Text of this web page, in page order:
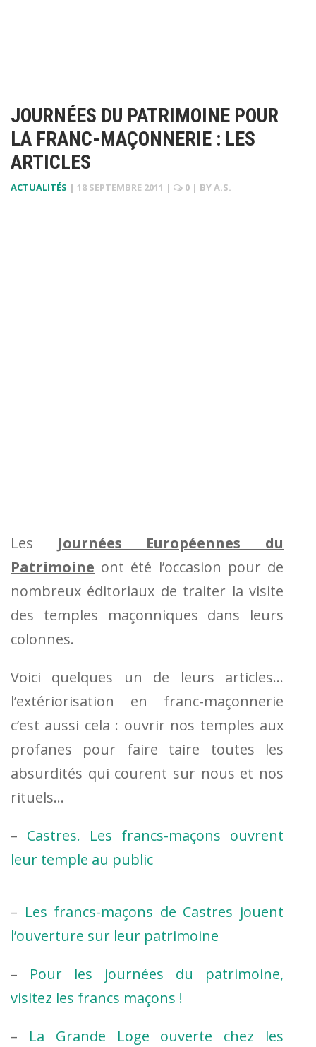
JOURNÉES DU PATRIMOINE POUR
LA FRANC-MAÇONNERIE : LES
ARTICLES
ACTUALITÉS | 18 SEPTEMBRE 2011 | 0 | BYA.S.
Les Journées Européennes du
Patrimoine ont été l’occasion pour de
nombreux éditoriaux de traiter la visite
des temples maçonniques dans leurs
colonnes.
Voici quelques un de leurs articles…
l’extériorisation en franc-maçonnerie
c’est aussi cela : ouvrir nos temples aux
profanes pour faire taire toutes les
absurdités qui courent sur nous et nos
rituels…
– Castres. Les francs-maçons ouvrent
leur temple au public
– Les francs-maçons de Castres jouent
l’ouverture sur leur patrimoine
– Pour les journées du patrimoine,
visitez les francs maçons !
– La Grande Loge ouverte chez les